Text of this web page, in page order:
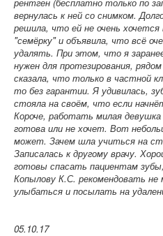
вернулась к ней со снимком.
решила, что ей не очень
"семёрку" и объявила, что всё
удалять. При этом, что я
нужен для протезирования,
сказала, что только в частной
то без гарантии. Я удивилась,
стояла на своём, что если
Короче, работать милая
готова или не хочет. Вот
может. Зачем шла учиться на
Записалась к другому врачу.
готовы спасать пациентам
Копылову К.С. рекомендовать
улыбаться и посылать на
05.10.17